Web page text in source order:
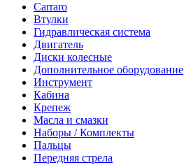
Carraro
Втулки
Гидравлическая система
Двигатель
Диски колесные
Дополнительное оборудование
Инструмент
Кабина
Крепеж
Масла и смазки
Наборы / Комплекты
Пальцы
Передняя стрела